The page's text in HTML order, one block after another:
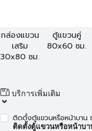
กล่องแขวน
เสริม
30x80 ซม.
ตู้แขวนคู่
80x60 ซม.
บริการเพิ่มเติม
ติดตั้งตู้แขวนหรือหน้าบาน
ติดตั้งตู้แขวนหรือหน้าบ